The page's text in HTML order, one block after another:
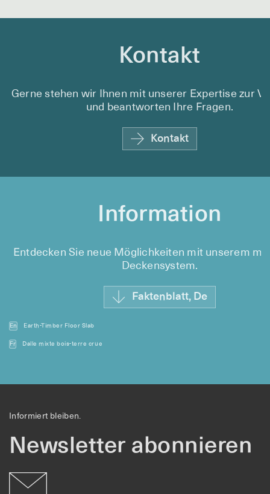
Transformation statt Abriss und
Kontakt
Gerne stehen wir Ihnen mit unserer Expertise zur
und beantworten Ihre Fragen.
Kontakt
Information
Entdecken Sie neue Möglichkeiten mit unserem
Deckensystem.
Faktenblatt, De
En Earth-Timber Floor Slab
Fr Dalle mixte bois-terre crue
Informiert bleiben.
Newsletter abonnieren